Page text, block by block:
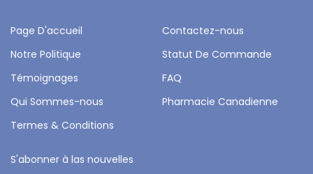
Page D'accueil
Contactez-nous
Notre Politique
Statut De Commande
Témoignages
FAQ
Qui Sommes-nous
Pharmacie Canadienne
Termes & Conditions
S'abonner à las nouvelles